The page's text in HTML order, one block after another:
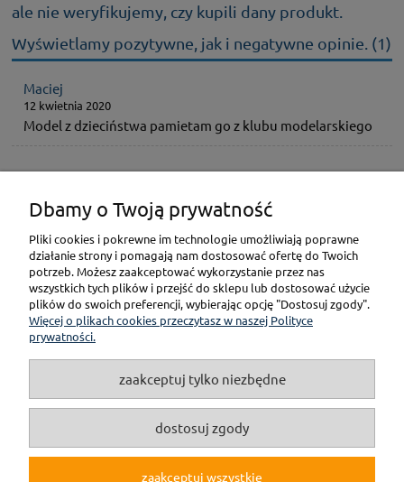
ale nie weryfikujemy, czy kupili dany produkt.
Wyświetlamy pozytywne, jak i negatywne opinie. (1)
Maciej
12 kwietnia 2020
Model z dzieciństwa pamietam go z klubu modelarskiego
KONTAKT
POMOC
PŁATNOŚCI I DOSTAWA
GWARANCJA I ZWROT
O NAS
Dbamy o Twoją prywatność
Pliki cookies i pokrewne im technologie umożliwiają poprawne
działanie strony i pomagają nam dostosować ofertę do Twoich
potrzeb. Możesz zaakceptować wykorzystanie przez nas
wszystkich tych plików i przejść do sklepu lub dostosować użycie
plików do swoich preferencji, wybierając opcję "Dostosuj zgody".
Więcej o plikach cookies przeczytasz w naszej Polityce
prywatności.
zaakceptuj tylko niezbędne
dostosuj zgody
zaakceptuj wszystkie